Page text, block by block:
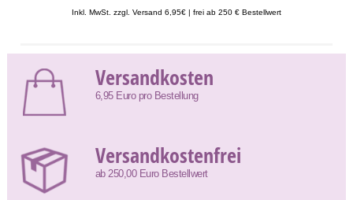
Inkl. MwSt. zzgl. Versand 6,95€ | frei ab 250 € Bestellwert
Versandkosten
6,95 Euro pro Bestellung
Versandkostenfrei
ab 250,00 Euro Bestellwert